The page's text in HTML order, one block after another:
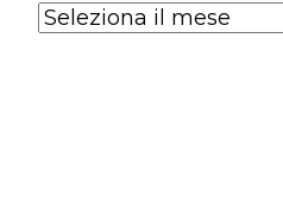
Archives